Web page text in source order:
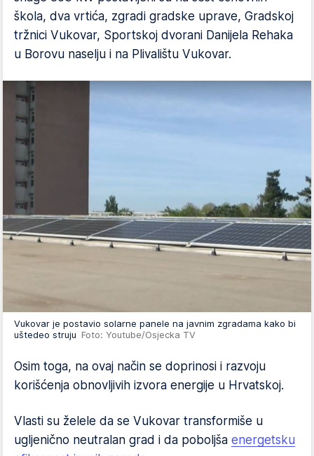
škola, dva vrtića, zgradi gradske uprave, Gradskoj
tržnici Vukovar, Sportskoj dvorani Danijela Rehaka
u Borovu naselju i na Plivalištu Vukovar.
Vukovar je postavio solarne panele na javnim zgradama kako bi
uštedeo struju Foto: Youtube/Osjecka TV
Osim toga, na ovaj način se doprinosi i razvoju
korišćenja obnovljivih izvora energije u Hrvatskoj.
Vlasti su želele da se Vukovar transformiše u
ugljenično neutralan grad i da poboljša energetsku